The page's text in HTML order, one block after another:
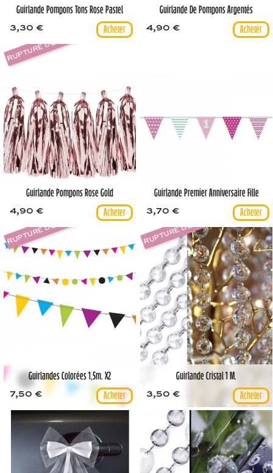
Guirlande Pompons Tons Rose Pastel
3,30 €
Guirlande De Pompons Argentés
4,90 €
Guirlande Pompons Rose Gold
4,90 €
RUPTURE DE STOCK
Guirlande Premier Anniversaire Fille
3,70 €
Guirlandes Colorées 1,5m. X2
7,50 €
RUPTURE DE STOCK
Guirlande Cristal 1 M.
3,50 €
RUPTURE DE STOCK